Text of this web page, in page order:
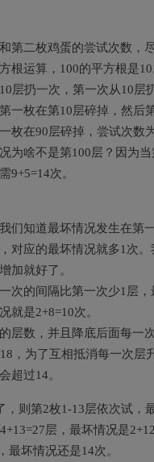
第二枚鸡蛋的尝试次数，
根运算，100的平方根是10
层扔一次，第一次从10层
一枚在第10层碎掉，然后
枚在90层碎掉，尝试次数为
为啥不是第100层？因为
9+5=14次。
们知道最坏情况发生在第
对应的最坏情况就多1次
加就好了。
次的间隔比第一次少1层
就是2+8=10次。
层数，并且降底后面每一
，为了互相抵消每一次层
超过14。
，则第2枚1-13层依次试，
层，最坏情况是
最坏情况还是14次。